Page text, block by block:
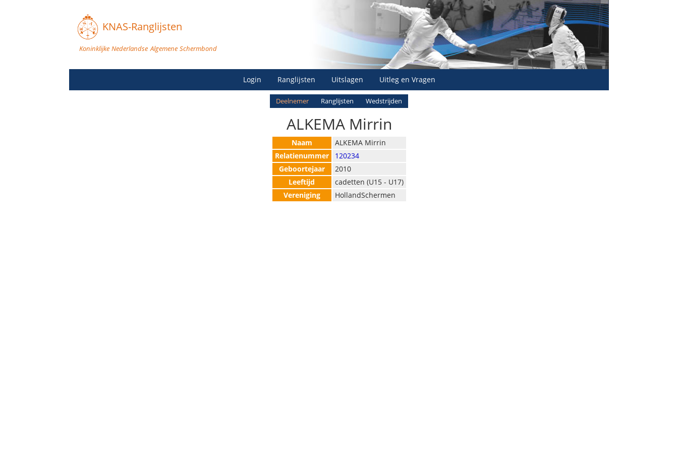
KNAS-Ranglijsten
Koninklijke Nederlandse Algemene Schermbond
Login Ranglijsten Uitslagen Uitleg en Vragen
Deelnemer Ranglijsten Wedstrijden
ALKEMA Mirrin
Naam
ALKEMA Mirrin
Relatienummer
120234
Geboortejaar
2010
Leeftijd
cadetten (U15 - U17)
Vereniging
HollandSchermen